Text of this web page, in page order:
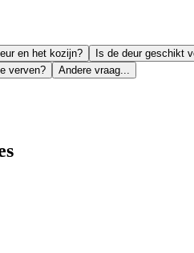
en het kozijn? Is de deur geschikt
verven?
Andere vraag...